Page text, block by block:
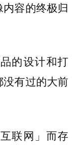
容的终极归
的设计和打
有过的大前
联网」而存